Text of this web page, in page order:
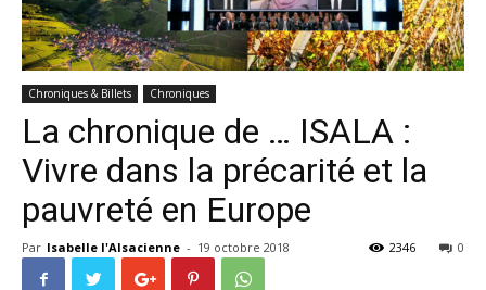
Chroniques & Billets Chroniques
La chronique de … ISALA :
Vivre dans la précarité et la
pauvreté en Europe
Par Isabelle l'Alsacienne - 19 octobre 2018 0
2346